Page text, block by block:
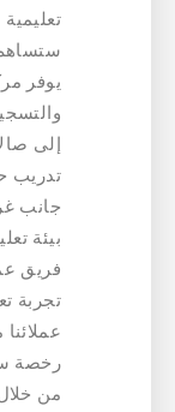
يوفر
إلى
تدريب
جانب
بيئة
فريق
تجربة
رخصة
من